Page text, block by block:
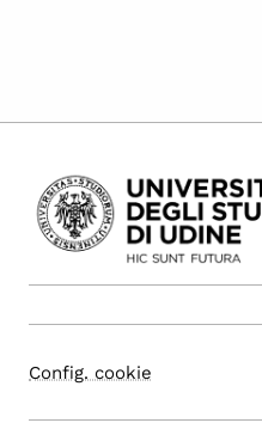
Config. cookie